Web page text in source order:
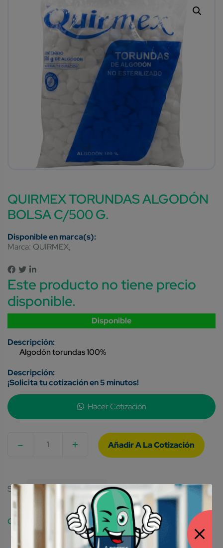
QUIRMEX TORUNDAS ALGODÓN
BOLSA C/500 G.
Marca: QUIRMEX
Este producto no tiene precio
disponible.
Disponible
Algodón torundas 100%
¡Solicita tu cotización en 5 minutos!
Hacer Cotización
- +
SKU: 7503003406389
Categories: Algodón Material De Curación